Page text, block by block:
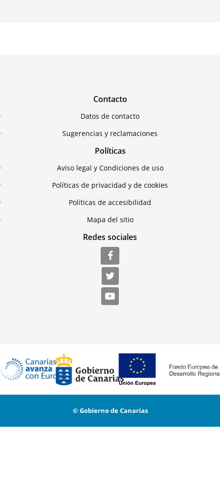
Contacto
Datos de contacto
Sugerencias y reclamaciones
Políticas
Aviso legal y Condiciones de uso
Políticas de privacidad y de cookies
Políticas de accesibilidad
Mapa del sitio
Redes sociales
© Gobierno de Canarias